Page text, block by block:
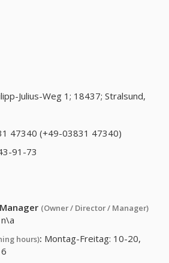
Julius-Weg 1; 18437; Stralsund,
47340 (+49-03831 47340)
91-73
(Owner / Director / Manager)
n\a
hours): Montag-Freitag: 10-20,